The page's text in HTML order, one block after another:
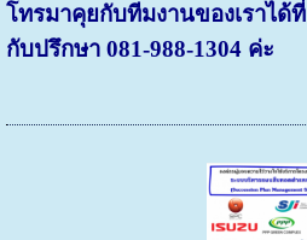
โทรมาคุยกับทีมงานของเราได้
กับปรึกษา 081-988-1304 ค่ะ